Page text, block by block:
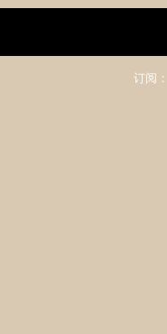
订阅：